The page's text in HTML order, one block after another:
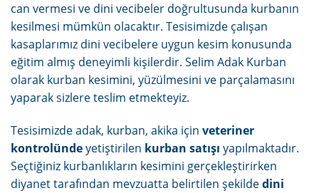
can vermesi ve dini vecibeler doğrultusunda kurbanın
kesilmesi mümkün olacaktır. Tesisimizde çalışan
kasaplarımız dini vecibelere uygun kesim konusunda
eğitim almış deneyimli kişilerdir. Selim Adak Kurban
olarak kurban kesimini, yüzülmesini ve parçalamasını
yaparak sizlere teslim etmekteyiz.
Tesisimizde adak, kurban, akika için veteriner
kontrolündeyetiştirilen kurban satışı yapılmaktadır.
Seçtiğiniz kurbanlıkların kesimini gerçekleştirirken
diyanet tarafından mevzuatta belirtilen şekildedini